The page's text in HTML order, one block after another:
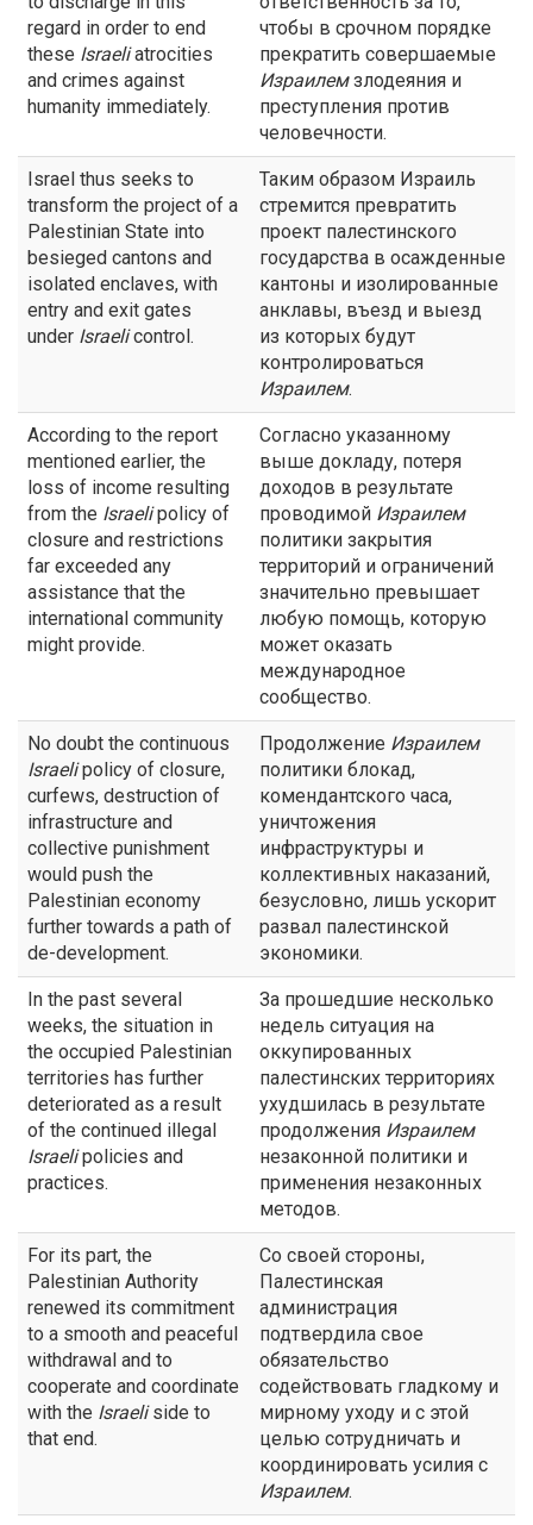
regard in order to end
these Israeliatrocities
and crimes against
humanity immediately.
чтобы в срочном порядке
прекратить совершаемые
Израилемзлодеяния и
преступления против
человечности.
Israel thus seeks to
transform the project of a
Palestinian State into
besieged cantons and
isolated enclaves, with
entry and exit gates
under Israelicontrol.
Таким образом Израиль
стремится превратить
проект палестинского
государства в осажденные
кантоны и изолированные
анклавы, въезд и выезд
из которых будут
контролироваться
Израилем.
According to the report
mentioned earlier, the
loss of income resulting
from the Israelipolicy of
closure and restrictions
far exceeded any
assistance that the
international community
might provide.
Согласно указанному
выше докладу, потеря
доходов в результате
проводимой Израилем
политики закрытия
территорий и ограничений
значительно превышает
любую помощь, которую
может оказать
международное
сообщество.
No doubt the continuous
Israelipolicy of closure,
curfews, destruction of
infrastructure and
collective punishment
would push the
Palestinian economy
further towards a path of
de-development.
Продолжение Израилем
политики блокад,
комендантского часа,
уничтожения
инфраструктуры и
коллективных наказаний,
безусловно, лишь ускорит
развал палестинской
экономики.
In the past several
weeks, the situation in
the occupied Palestinian
territories has further
deteriorated as a result
of the continued illegal
Israelipolicies and
practices.
За прошедшие несколько
недель ситуация на
оккупированных
палестинских территориях
ухудшилась в результате
продолжения Израилем
незаконной политики и
применения незаконных
методов.
For its part, the
Palestinian Authority
renewed its commitment
to a smooth and peaceful
withdrawal and to
cooperate and coordinate
with the Israeliside to
that end.
Со своей стороны,
Палестинская
администрация
подтвердила свое
обязательство
содействовать гладкому и
мирному уходу и с этой
целью сотрудничать и
координировать усилия с
Израилем.